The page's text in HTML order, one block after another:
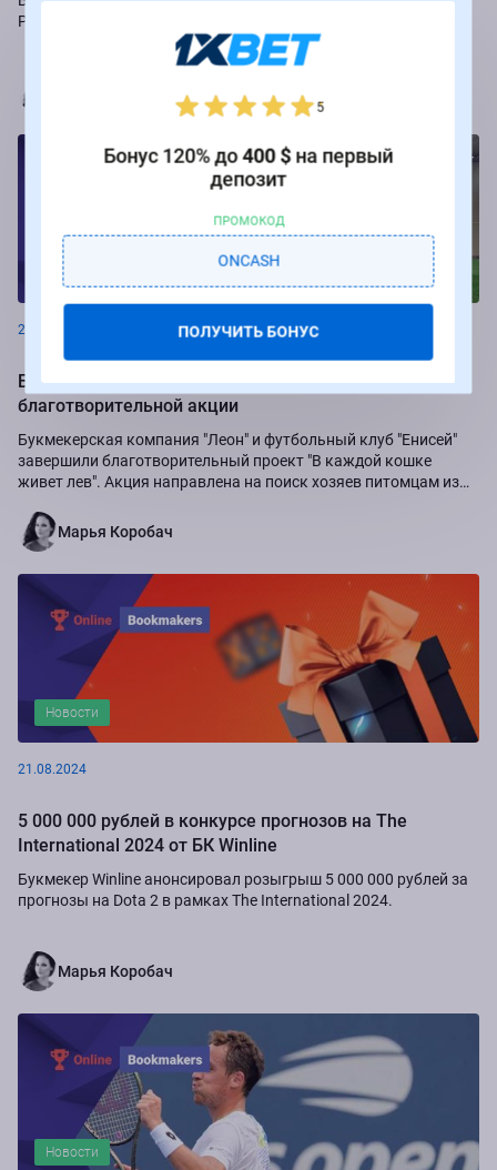
Российской Премьер-лиги.
Новости
23.08.2024
БК Леон и ФК "Енисей" подвели итоги
благотворительной акции
Букмекерская компания "Леон" и футбольный клуб "Енисей"
завершили благотворительный проект "В каждой кошке
живет лев". Акция направлена на поиск хозяев питомцам из
Марья Коробач
Новости
21.08.2024
5 000 000 рублей в конкурсе прогнозов на The
International 2024 от БК Winline
Букмекер Winline анонсировал розыгрыш 5 000 000 рублей за
прогнозы на Dota 2 в рамках The International 2024.
Марья Коробач
Новости
5
Бонус 120% до400 $на первый
депозит
ПРОМОКОД
ONCASH
ПОЛУЧИТЬ БОНУС